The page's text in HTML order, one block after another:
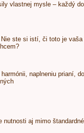
vlastnej mysle – každý
ste si istí, či toto je
naplneniu prianí,
aj mimo